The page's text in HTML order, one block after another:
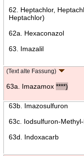
62. Heptachlor,
Heptachlor)
62a. Hexaconazol
63. Imazalil
(Text alte Fassung)
63a. Imazamox ****)
63b. Imazosulfuron
63c. Iodsulfuron-
63d. Indoxacarb